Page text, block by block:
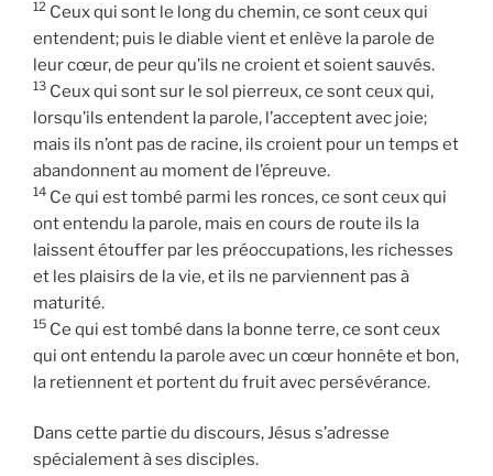
12 Ceux qui sont le long du chemin, ce sont ceux qui
entendent; puis le diable vient et enlève la parole de
leur cœur, de peur qu’ils ne croient et soient sauvés.
13 Ceux qui sont sur le sol pierreux, ce sont ceux qui,
lorsqu’ils entendent la parole, l’acceptent avec joie;
mais ils n’ont pas de racine, ils croient pour un temps et
abandonnent au moment de l’épreuve.
14 Ce qui est tombé parmi les ronces, ce sont ceux qui
ont entendu la parole, mais en cours de route ils la
laissent étouffer par les préoccupations, les richesses
et les plaisirs de la vie, et ils ne parviennent pas à
maturité.
15 Ce qui est tombé dans la bonne terre, ce sont ceux
qui ont entendu la parole avec un cœur honnête et bon,
la retiennent et portent du fruit avec persévérance.
Dans cette partie du discours, Jésus s’adresse
spécialement à ses disciples.